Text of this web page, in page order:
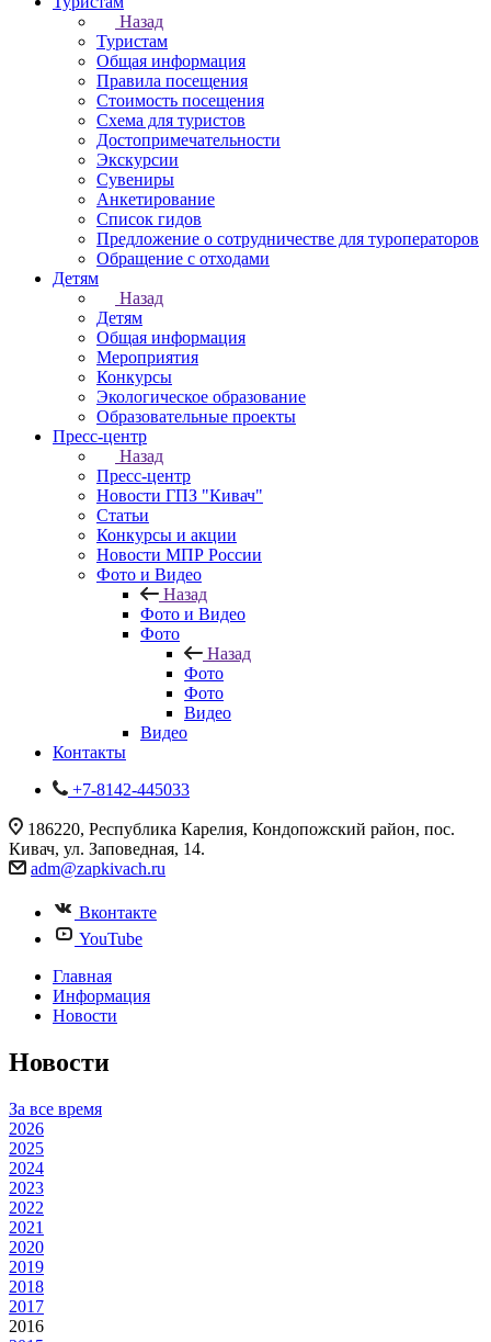
Назад
Туристам
Общая информация
Правила посещения
Стоимость посещения
Схема для туристов
Достопримечательности
Экскурсии
Сувениры
Анкетирование
Список гидов
Предложение о сотрудничестве для туроператоров
Обращение с отходами
Детям
Назад
Детям
Общая информация
Мероприятия
Конкурсы
Экологическое образование
Образовательные проекты
Пресс-центр
Назад
Пресс-центр
Новости ГПЗ "Кивач"
Статьи
Конкурсы и акции
Новости МПР России
Фото и Видео
Назад
Фото и Видео
Фото
Назад
Фото
Фото
Видео
Видео
Контакты
+7-8142-445033
186220, Республика Карелия, Кондопожский район, пос.
Кивач, ул. Заповедная, 14.
adm@zapkivach.ru
Вконтакте
YouTube
Главная
Информация
Новости
Новости
За все время
2026
2025
2024
2023
2022
2021
2020
2019
2018
2017
2016